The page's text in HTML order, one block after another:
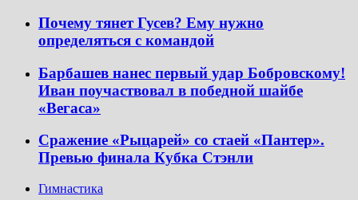
Почему тянет Гусев? Ему нужно
определяться с командой
Барбашев нанес первый удар Бобровскому!
Иван поучаствовал в победной шайбе
«Вегаса»
Сражение «Рыцарей» со стаей «Пантер».
Превью финала Кубка Стэнли
Гимнастика